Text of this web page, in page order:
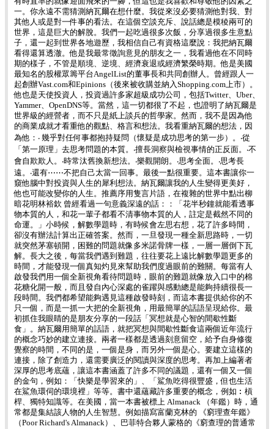
一。你永遠不需猜測納瓦爾在想什麼。我從來沒必要猜測他對我、對
其他人或是對一件事的看法。在這個空談充斥、說話總是模稜兩可的
世界，這是巨大的解脫。我們一起吃過很多次飯，分享過很多生意點
子，還一起到世界各地遊歷，我相信自己有資格這麼說：我把納瓦爾
看得還算透澈。他是我最常徵詢意見的朋友之一，我看過他在不同時
期的樣子，不管是順境、逆境、經濟衰退或經濟繁榮時期。他是美國
最知名的股權眾籌平台AngelList的董事長和共同創辦人。曾經跟人一
起創辦Vast.com和Epinions（後來被收購並納入Shopping.com上市）。
他也是天使投資人，投資過許多家超級成功公司，包括Twitter、Uber、
Yammer、OpenDNS等。當然，這一切都很了不起，也證明了納瓦爾是
世界級的經營者，而不只是紙上談兵的哲學家。然而，我不是因為他
的商業成就才看重他的觀點、格言和想法。我看重納瓦爾的想法，因
為他：‧ 幾乎對任何事都抱持疑問（懷疑是成功思考的第一步）。‧從
「第一原理」去思考問題的本質。‧擅長洞察與檢視事情的正反面。‧不
會自欺欺人。‧時常汰舊換新想法。‧樂觀開朗。‧思考全面。‧思考長
遠。‧還有⋯⋯不把自己太當一回事。最後一點很重要。這本書讓你一
窺他腦中對投資與人生的犀利想法。納瓦爾讓我的人生變得更美好，
他也可能改變你的人生。推薦序用隻言片語，在複雜的世界中點出柳
暗花明林裕欽 曾經看過一句意義深遠的話：：「花半秒鐘就能看透事
物本質的人，和花一輩子都看不清事物本質的人，註定是截然不同的
命運。」小時候，解數學題時，有時候會左思右想，花了許多時間，
卻沒有辦法計算出正確答案。然而，一旦發現一種全新思路時，一切
就突然茅塞頓開，困難的問題就像多米諾骨牌一樣，一層一層倒下瓦
解。長大之後，每當我們遇到難題，往往要花上遠比解數學題更多的
時間，才能發現一個真知灼見來幫助我們度過眼前的難關。每當有人
啟發我們用一個全新視角看待問題時，眼前的難題就像放入口中的棉
花糖化開一般，而且發自內心深處的雀躍與感動總是能夠持續很長一
段時間。我們都希望能夠遇見這種啟發時刻，而這本書提供給你的不
只一個，而是一抓一大把的全新視角，用最簡單的話語呈現給你。最
初抓住我眼睛的是朋友分享的一段話「冥想就是心智的間歇性斷
食」。納瓦爾用簡單的話語，就把冥想與間歇性斷食這兩個近年流行
的概念巧妙的建立連接。兩者一樣都是透過刻意留空，給予自身修復
覺察的時間，不同的是，一個是身，而另外一個是心。要建立這樣的
連接，除了創造力，還需要廣泛的閱讀與深度的思考。再加上編著者
深厚的思考底蘊，讓這本書涵蓋了許多不同的議題，還有一個又一個
的金句，例如：「快樂是學習來的」、「鯊魚吃得很豐盛，但也生活
在鯊魚環伺的環境裡」等等。書中還蘊藏許多重要的概念，例如︰槓
桿、獨特知識等。在美國，當一本書被標上 Almanack （年鑑）時，通
常都是集結該人物的人生智慧。例如描寫富蘭克林的 《窮理查年鑑》
（Poor Richard's Almanack）、巴菲特合夥人蒙格的《窮查理的普通常